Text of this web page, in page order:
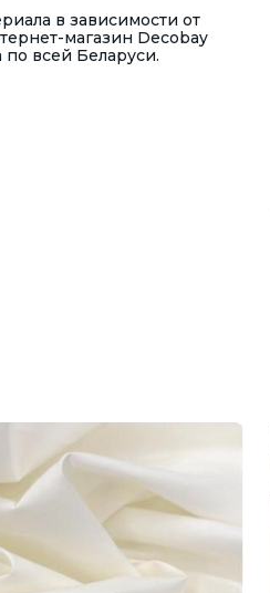
в зависимости от
магазин Decobay
всей Беларуси.